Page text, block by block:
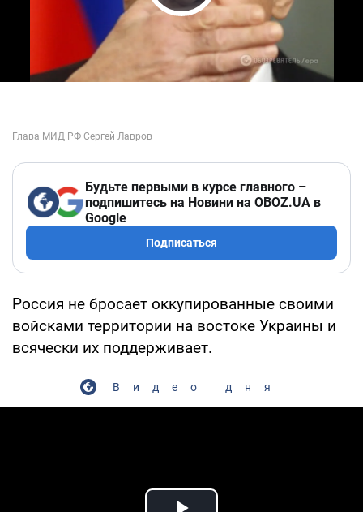
Play Video
Будьте первыми в курсе главного –
подпишитесь на Новини на OBOZ.UA в
Google
Подписаться
Россия не бросает оккупированные своими
войсками территории на востоке Украины и
всячески их поддерживает.
Видео дня